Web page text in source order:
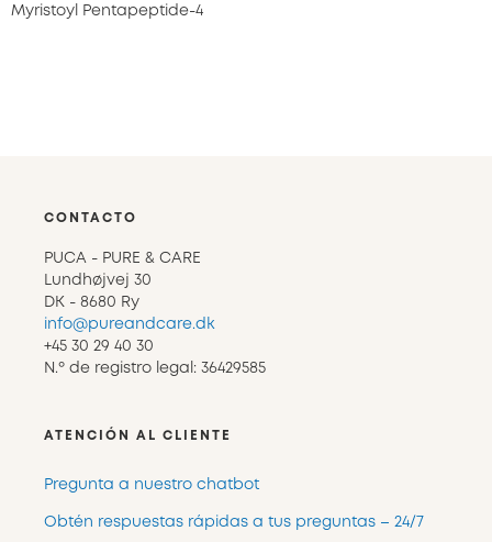
Myristoyl Pentapeptide-4
CONTACTO
PUCA - PURE & CARE
Lundhøjvej 30
DK - 8680 Ry
info@pureandcare.dk
+45 30 29 40 30
N.º de registro legal: 36429585
ATENCIÓN AL CLIENTE
Pregunta a nuestro chatbot
Obtén respuestas rápidas a tus preguntas – 24/7